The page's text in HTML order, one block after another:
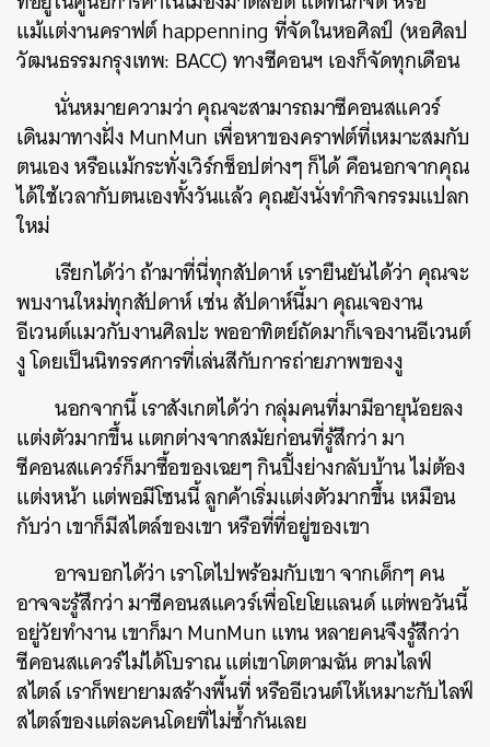
แม้แต่งานคราฟต์ happenning ที่จัดในหอศิลป์ (หอศิลป
วัฒนธรรมกรุงเทพ: BACC) ทางซีคอนฯ เองก็จัดทุกเดือน
นั่นหมายความว่า คุณจะสามารถมาซีคอนสแควร์
เดินมาทางฝั่ง MunMun เพื่อหาของคราฟต์ที่เหมาะสมกับ
ตนเอง หรือแม้กระทั่งเวิร์กช็อปต่างๆ ก็ได้ คือนอกจากคุณ
ได้ใช้เวลากับตนเองทั้งวันแล้ว คุณยังนั่งทำกิจกรรมแปลก
ใหม่
เรียกได้ว่า ถ้ามาที่นี่ทุกสัปดาห์ เรายืนยันได้ว่า คุณจะ
พบงานใหม่ทุกสัปดาห์ เช่น สัปดาห์นี้มา คุณเจองาน
อีเวนต์แมวกับงานศิลปะ พออาทิตย์ถัดมาก็เจองานอีเวนต์
งู โดยเป็นนิทรรศการที่เล่นสีกับการถ่ายภาพของงู
นอกจากนี้ เราสังเกตได้ว่า กลุ่มคนที่มามีอายุน้อยลง
แต่งตัวมากขึ้น แตกต่างจากสมัยก่อนที่รู้สึกว่า มา
ซีคอนสแควร์ก็มาซื้อของเฉยๆ กินปิ้งย่างกลับบ้าน ไม่ต้อง
แต่งหน้า แต่พอมีโซนนี้ ลูกค้าเริ่มแต่งตัวมากขึ้น เหมือน
กับว่า เขาก็มีสไตล์ของเขา หรือที่ที่อยู่ของเขา
อาจบอกได้ว่า เราโตไปพร้อมกับเขา จากเด็กๆ คน
อาจจะรู้สึกว่า มาซีคอนสแควร์เพื่อโยโยแลนด์ แต่พอวันนี้
อยู่วัยทำงาน เขาก็มา MunMun แทน หลายคนจึงรู้สึกว่า
ซีคอนสแควร์ไม่ได้โบราณ แต่เขาโตตามฉัน ตามไลฟ์
สไตล์ เราก็พยายามสร้างพื้นที่ หรืออีเวนต์ให้เหมาะกับไลฟ์
สไตล์ของแต่ละคนโดยที่ไม่ซ้ำกันเลย